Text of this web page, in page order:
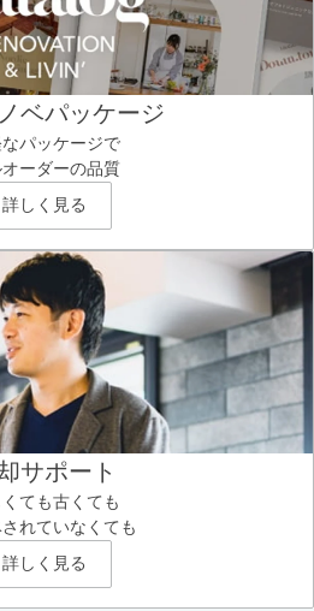
ベパッケージ
パッケージで
ーダーの品質
詳しく見る
サポート
ても古くても
されていなくても
詳しく見る